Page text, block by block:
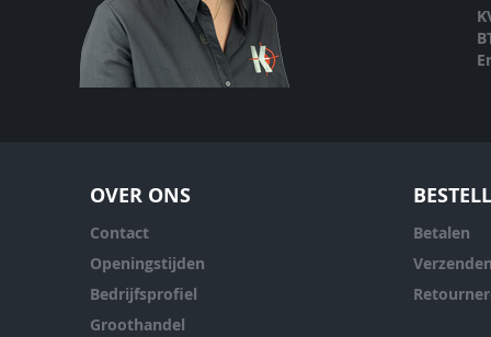
OVER ONS
Contact
Openingstijden
Bedrijfsprofiel
Groothandel
Betalen